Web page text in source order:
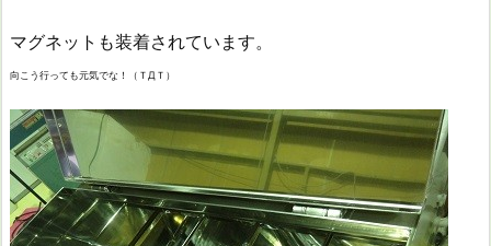
マグネットも装着されています。
向こう行っても元気でな！（ＴДＴ）